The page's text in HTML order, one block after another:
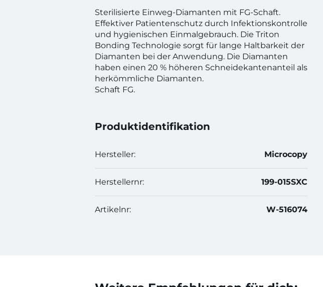
Sterilisierte Einweg-Diamanten mit FG-Schaft.
Effektiver Patientenschutz durch Infektionskontrolle
und hygienischen Einmalgebrauch. Die Triton
Bonding Technologie sorgt für lange Haltbarkeit der
Diamanten bei der Anwendung. Die Diamanten
haben einen 20 % höheren Schneidekantenanteil als
herkömmliche Diamanten.
Schaft FG.
Produktidentifikation
Hersteller: Microcopy
Herstellernr: 199-015SXC
Artikelnr: W-516074